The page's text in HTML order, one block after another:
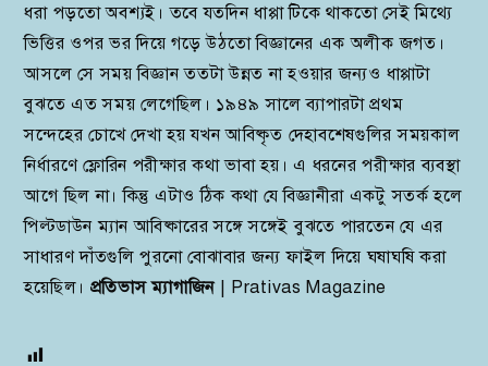
ধরা পড়তো অবশ্যই। তবে যতদিন ধাপ্পা টিকে থাকতো সেই মিথ্যে
ভিত্তির ওপর ভর দিয়ে গড়ে উঠতো বিজ্ঞানের এক অলীক জগত।
আসলে সে সময় বিজ্ঞান ততটা উন্নত না হওয়ার জন্যও ধাপ্পাটা
বুঝতে এত সময় লেগেছিল। ১৯৪৯ সালে ব্যাপারটা প্রথম
সন্দেহের চোখে দেখা হয় যখন আবিষ্কৃত দেহাবশেষগুলির সময়কাল
নির্ধারণে ফ্লোরিন পরীক্ষার কথা ভাবা হয়। এ ধরনের পরীক্ষার ব্যবস্থা
আগে ছিল না। কিন্তু এটাও ঠিক কথা যে বিজ্ঞানীরা একটু সতর্ক হলে
পিল্টডাউন ম্যান আবিষ্কারের সঙ্গে সঙ্গেই বুঝতে পারতেন যে এর
সাধারণ দাঁতগুলি পুরনো বোঝাবার জন্য ফাইল দিয়ে ঘষাঘষি করা
হয়েছিল। প্রতিভাস ম্যাগাজিন| Prativas Magazine